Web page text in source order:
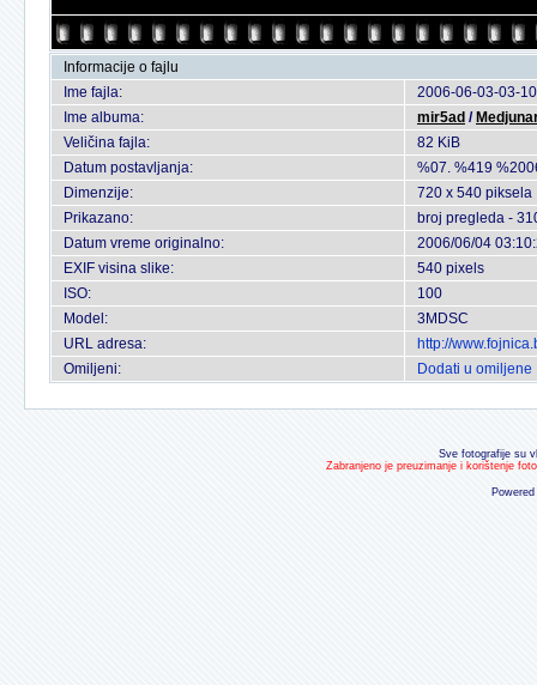
Informacije o fajlu
Ime fajla:
2006-06-03-03-
Ime albuma:
mir5ad /
Veličina fajla:
82 KiB
Datum postavljanja:
%07. %419
Dimenzije:
720 x 540 piksela
Prikazano:
broj pregleda -
Datum vreme originalno:
2006/06/04
EXIF visina slike:
540 pixels
ISO:
100
Model:
3MDSC
URL adresa:
http://
Omiljeni:
Dodati u omiljene
Sve fotografije su
Zabranjeno je preuzimanje i korištenje